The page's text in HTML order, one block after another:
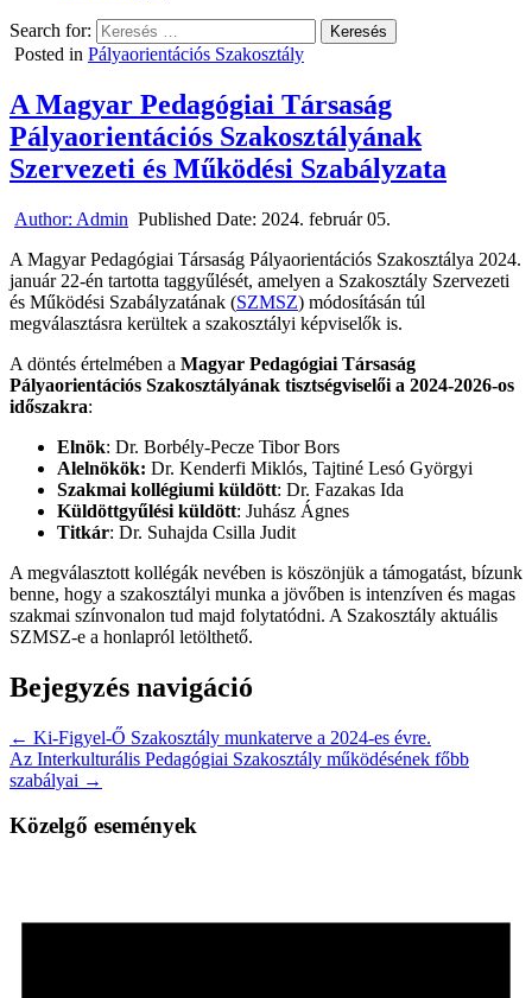
Search for:
Posted in Pályaorientációs Szakosztály
A Magyar Pedagógiai Társaság
Pályaorientációs Szakosztályának
Szervezeti és Működési Szabályzata
Author: Admin Published Date: 2024. február 05.
A Magyar Pedagógiai Társaság Pályaorientációs Szakosztálya 2024.
január 22-én tartotta taggyűlését, amelyen a Szakosztály Szervezeti
és Működési Szabályzatának (SZMSZ) módosításán túl
megválasztásra kerültek a szakosztályi képviselők is.
A döntés értelmében a Magyar Pedagógiai Társaság
Pályaorientációs Szakosztályának tisztségviselői a 2024-2026-os
időszakra:
Elnök: Dr. Borbély-Pecze Tibor Bors
Alelnökök: Dr. Kenderfi Miklós, Tajtiné Lesó Györgyi
Szakmai kollégiumi küldött: Dr. Fazakas Ida
Küldöttgyűlési küldött: Juhász Ágnes
Titkár: Dr. Suhajda Csilla Judit
A megválasztott kollégák nevében is köszönjük a támogatást, bízunk
benne, hogy a szakosztályi munka a jövőben is intenzíven és magas
szakmai színvonalon tud majd folytatódni. A Szakosztály aktuális
SZMSZ-e a honlapról letölthető.
Bejegyzés navigáció
← Ki-Figyel-Ő Szakosztály munkaterve a 2024-es évre.
Az Interkulturális Pedagógiai Szakosztály működésének főbb
szabályai →
Közelgő események